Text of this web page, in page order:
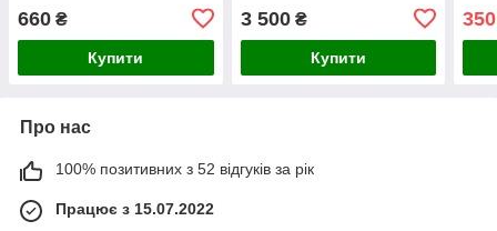
660 ₴
Купити
3 500₴
Купити
350
Про нас
100% позитивних з 52 відгуків за рік
Працює з 15.07.2022